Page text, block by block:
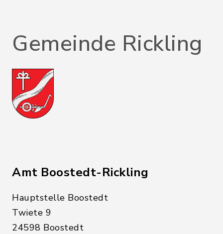
Gemeinde Rickling
Amt Boostedt-Rickling
Hauptstelle Boostedt
Twiete 9
24598 Boostedt